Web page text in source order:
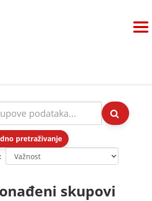
pretraživanje
skupovi